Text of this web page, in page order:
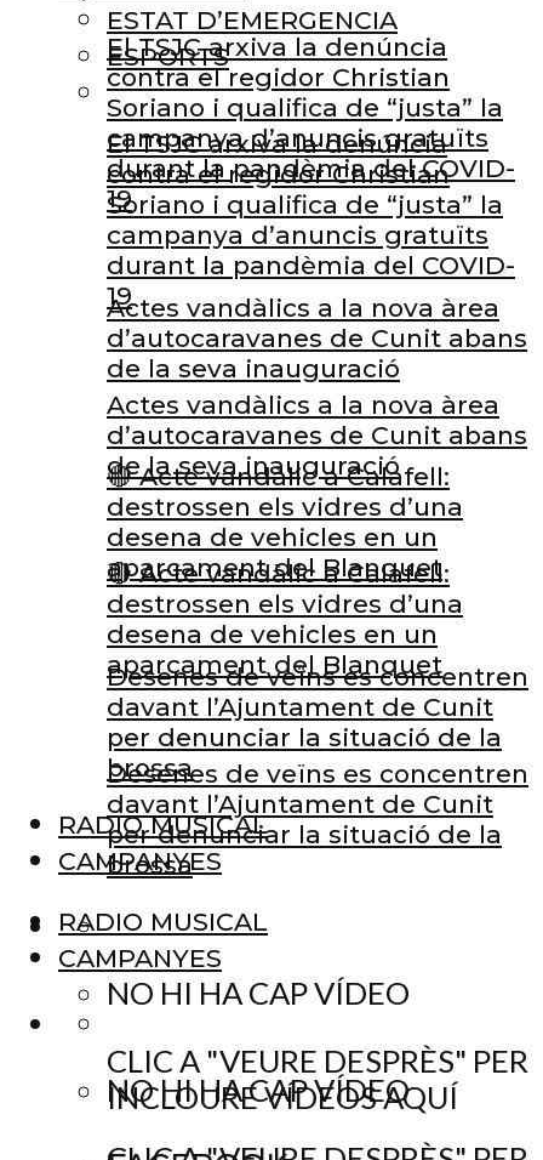
El TSJC arxiva la denúncia
contra el regidor Christian
Soriano i qualifica de “justa” la
campanya d’anuncis gratuïts
durant la pandèmia del COVID-
19
Actes vandàlics a la nova àrea
d’autocaravanes de Cunit abans
de la seva inauguració
🔴 Acte vandàlic a Calafell:
destrossen els vidres d’una
desena de vehicles en un
aparcament del Blanquet
Desenes de veïns es concentren
davant l’Ajuntament de Cunit
per denunciar la situació de la
brossa
RADIO MUSICAL
CAMPANYES
NO HI HA CAP VÍDEO
CLIC A "VEURE DESPRÈS" PER
INCLOURE VÍDEOS AQUÍ
ESTAT D’EMERGENCIA
ESPORTS
El TSJC arxiva la denúncia
contra el regidor Christian
Soriano i qualifica de “justa” la
campanya d’anuncis gratuïts
durant la pandèmia del COVID-
19
Actes vandàlics a la nova àrea
d’autocaravanes de Cunit abans
de la seva inauguració
🔴 Acte vandàlic a Calafell:
destrossen els vidres d’una
desena de vehicles en un
aparcament del Blanquet
Desenes de veïns es concentren
davant l’Ajuntament de Cunit
per denunciar la situació de la
brossa
RADIO MUSICAL
CAMPANYES
NO HI HA CAP VÍDEO